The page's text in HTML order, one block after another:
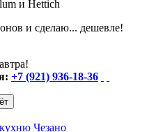
и Hettich
и сделаю... дешевле!
+7 (921) 936-18-36